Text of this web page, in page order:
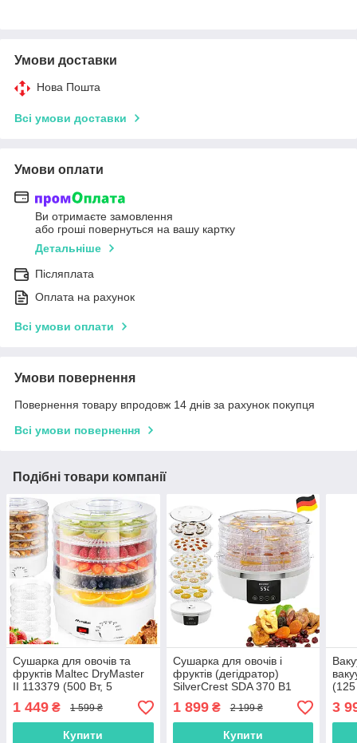
Умови доставки
Нова Пошта
Всі умови доставки
Умови оплати
Ви отримаєте замовлення
або гроші повернуться на вашу картку
Детальніше
Післяплата
Оплата на рахунок
Всі умови оплати
Умови повернення
Повернення товару впродовж 14 днів за рахунок покупця
Всі умови повернення
Подібні товари компанії
Сушарка для овочів та
фруктів Maltec DryMaster
II 113379 (500 Вт, 5
піддонів, Польша)
1 449 ₴ 1 599 ₴
Купити
Сушарка для овочів і
фруктів (дегідратор)
SilverCrest SDA 370 B1
(370 Вт, 5 рівнів, таймер
48 год, дисплей,
Німеччина)
1 899₴ 2 199 ₴
Купити
3